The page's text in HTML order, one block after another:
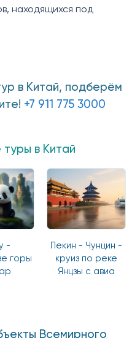
находящихся под
в Китай, подберём
+7 911 775 3000
в Китай
-
горы
Пекин - Чунцин -
круиз по реке
Янцзы с авиа
Всемирного